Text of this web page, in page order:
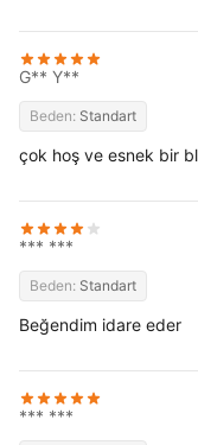
G** Y**
Beden: Standart
çok hoş ve esnek bir
*** ***
Beden: Standart
Beğendim idare eder
*** ***